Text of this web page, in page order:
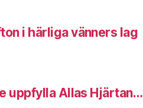
i härliga vänners lag
uppfylla Allas Hjärtan…